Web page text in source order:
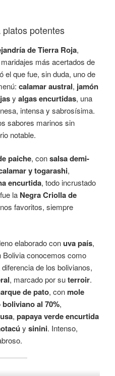
potentes
de Tierra Roja,
más acertados de
el que fue, sin duda, uno de
calamar austral, jamón
y algas encurtidas, una
intensa y sabrosísima.
sabores marinos sin
notable.
paiche, consalsa demi-
y togarashi,
encurtida, todo incrustado
la Negra Criolla de
favoritos, siempre
elaborado conuva país,
Bolivia conocemos como
diferencia de los bolivianos,
, marcado por suterroir.
de pato, con mole
al 70%,
, papaya verde encurtida
y sinini. Intenso,